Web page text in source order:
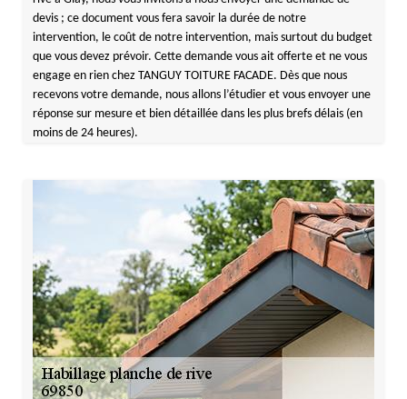
devis ; ce document vous fera savoir la durée de notre
intervention, le coût de notre intervention, mais surtout du budget
que vous devez prévoir. Cette demande vous ait offerte et ne vous
engage en rien chez TANGUY TOITURE FACADE. Dès que nous
recevons votre demande, nous allons l’étudier et vous envoyer une
réponse sur mesure et bien détaillée dans les plus brefs délais (en
moins de 24 heures).